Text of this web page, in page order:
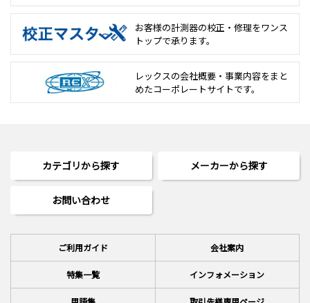
お客様の計測器の校正・修理をワンス
トップで承ります。
レックスの会社概要・事業内容をまと
めたコーポレートサイトです。
カテゴリから探す メーカーから探す
お問い合わせ
ご利用ガイド 会社案内
特集一覧 インフォメーション